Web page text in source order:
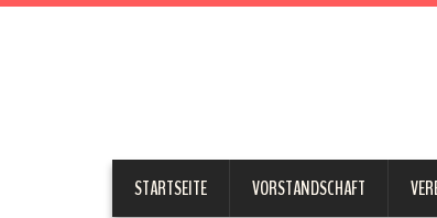
STARTSEITE VORSTANDSCHAFT